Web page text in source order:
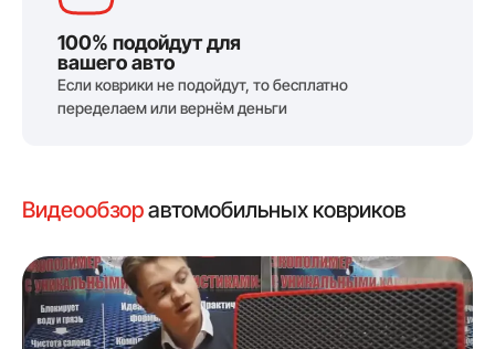
Видеообзоравтомобильных ковриков
100% подойдут для
вашего авто
Если коврики не подойдут, то бесплатно
переделаем или вернём деньги